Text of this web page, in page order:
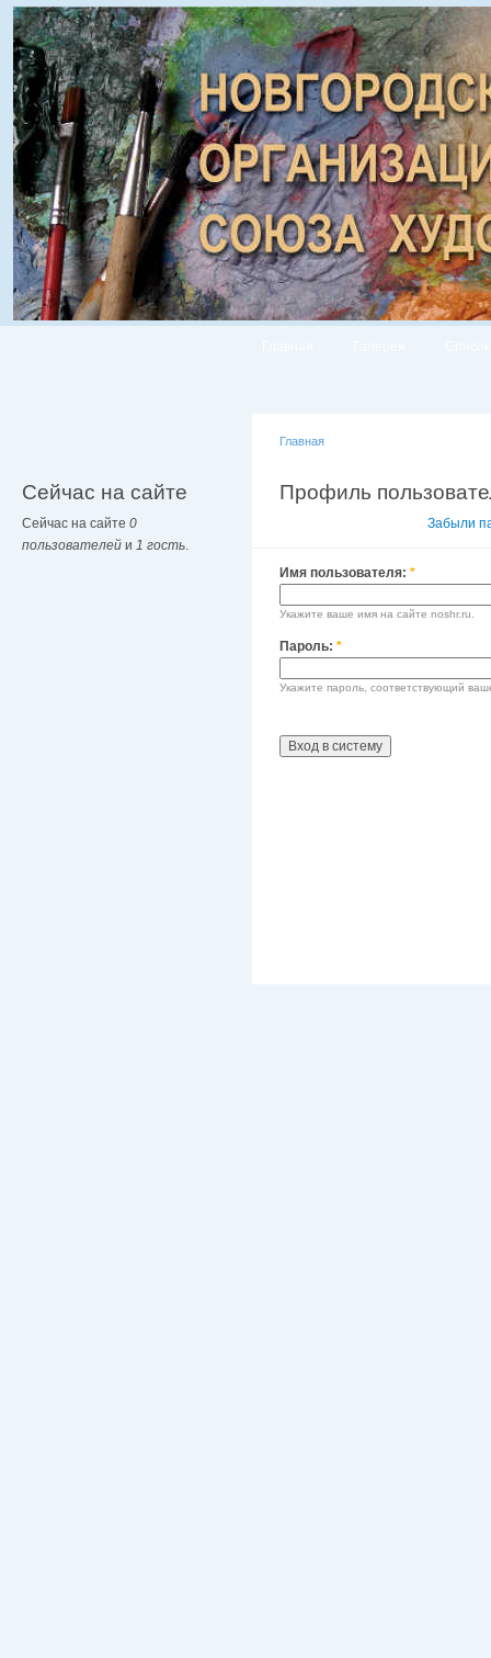
Сейчас на сайте
Сейчас на сайте 0
пользователей и 1 гость.
Главная
Профиль
Забыли
Имя пользователя: *
Укажите ваше имя на сайте noshr.ru.
Пароль: *
Укажите пароль, соответствующий